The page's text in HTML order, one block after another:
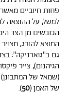
פחות חיוביים
למשל, על ההוצאה
הכובשים מן הצד
המוצא להורג,
גם ב"גוארניקה":
הגיהנום), צייר
(שמאל של
של האמן (50
).